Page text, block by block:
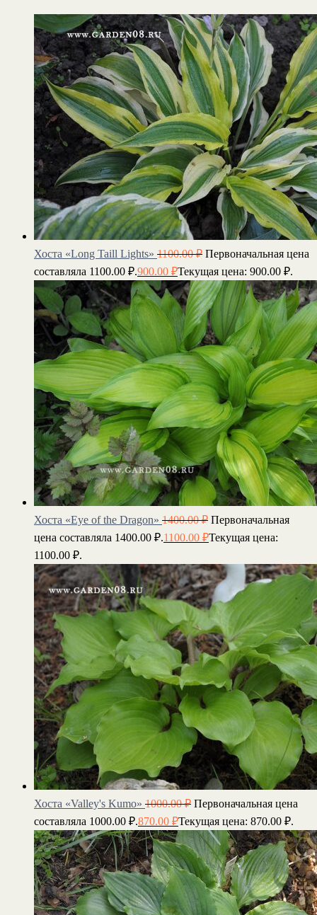
Хоста «Long Taill Lights» 1100.00₽ Первоначальная цена
составляла 1100.00 ₽.900.00 ₽Текущая цена: 900.00 ₽.
Хоста «Eye of the Dragon» 1400.00₽ Первоначальная
цена составляла 1400.00 ₽.1100.00 ₽Текущая цена:
1100.00 ₽.
Хоста «Valley's Kumo» 1000.00₽ Первоначальная цена
составляла 1000.00 ₽.870.00 ₽Текущая цена: 870.00 ₽.